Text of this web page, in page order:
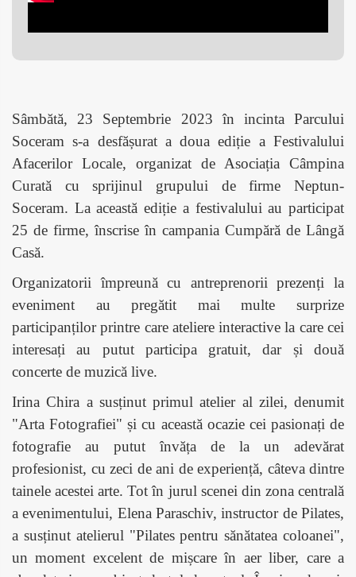
Sâmbătă, 23 Septembrie 2023 în incinta Parcului
Soceram s-a desfășurat a doua ediție a Festivalului
Afacerilor Locale, organizat de Asociația Câmpina
Curată cu sprijinul grupului de firme Neptun-
Soceram. La această ediție a festivalului au participat
25 de firme, înscrise în campania Cumpără de Lângă
Casă.
Organizatorii împreună cu antreprenorii prezenți la
eveniment au pregătit mai multe surprize
participanților printre care ateliere interactive la care cei
interesați au putut participa gratuit, dar și două
concerte de muzică live.
Irina Chira a susținut primul atelier al zilei, denumit
"Arta Fotografiei" și cu această ocazie cei pasionați de
fotografie au putut învăța de la un adevărat
profesionist, cu zeci de ani de experiență, câteva dintre
tainele acestei arte. Tot în jurul scenei din zona centrală
a evenimentului, Elena Paraschiv, instructor de Pilates,
a susținut atelierul "Pilates pentru sănătatea coloanei",
un moment excelent de mișcare în aer liber, care a